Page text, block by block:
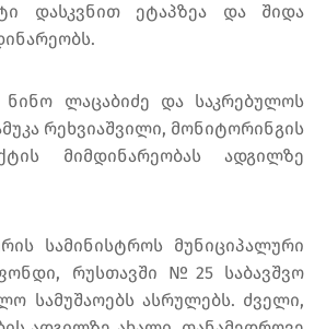
დასკვნით ეტაპზეა და შიდა
ნინო ლაცაბიძე და საკრებულოს
რეხვიაშვილი, მონიტორინგის
მიმდინარეობას ადგილზე
სამინისტროს მუნიციპალური
რუსთავში №25 საბავშვო
სამუშაოებს ასრულებს. ძველი,